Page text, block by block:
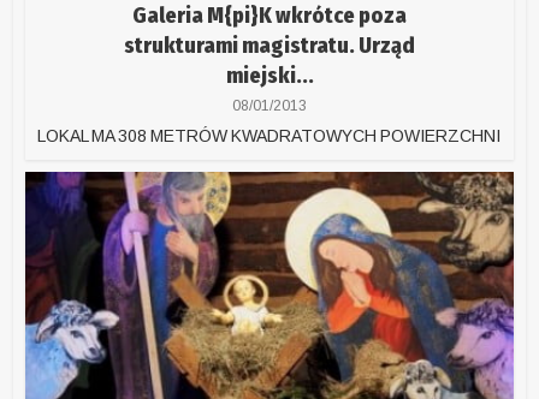
Galeria M{pi}K wkrótce poza
strukturami magistratu. Urząd
miejski...
08/01/2013
LOKAL MA 308 METRÓW KWADRATOWYCH POWIERZCHNI